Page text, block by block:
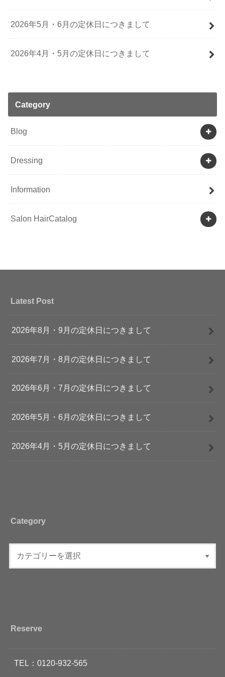
2026年5月・6月の定休日につきまして
2026年4月・5月の定休日につきまして
Category
Blog
Dressing
Information
Salon HairCatalog
Latest Post
2026年8月・9月の定休日につきまして
2026年7月・8月の定休日につきまして
2026年6月・7月の定休日につきまして
2026年5月・6月の定休日につきまして
2026年4月・5月の定休日につきまして
Category
Reserve
TEL：0120-932-565